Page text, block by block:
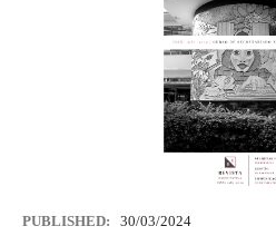
PUBLISHED: 30/03/2024